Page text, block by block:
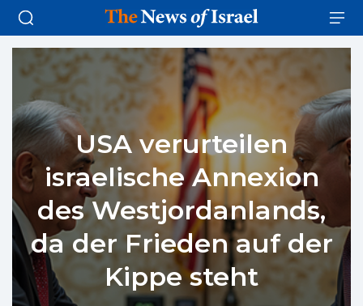
USA verurteilen
israelische Annexion
des Westjordanlands,
da der Frieden auf der
Kippe steht